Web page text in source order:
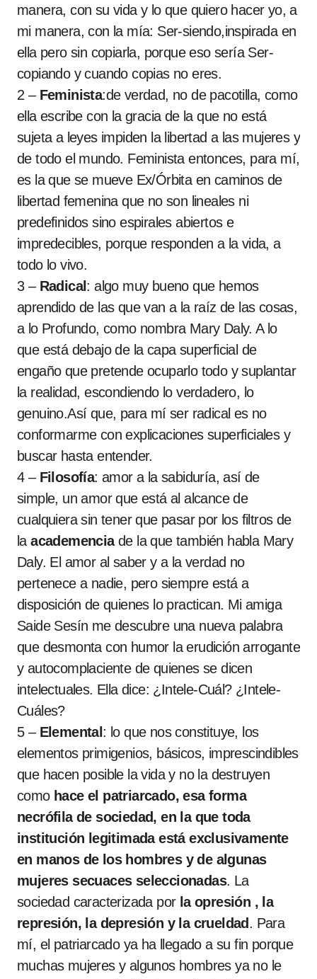
manera, con su vida y lo que quiero hacer yo, a
mi manera, con la mía: Ser-siendo,inspirada en
ella pero sin copiarla, porque eso sería Ser-
copiando y cuando copias no eres.
2 – Feminista:de verdad, no de pacotilla, como
ella escribe con la gracia de la que no está
sujeta a leyes impiden la libertad a las mujeres y
de todo el mundo. Feminista entonces, para mí,
es la que se mueve Ex/Órbita en caminos de
libertad femenina que no son lineales ni
predefinidos sino espirales abiertos e
impredecibles, porque responden a la vida, a
todo lo vivo.
3 – Radical : algo muy bueno que hemos
aprendido de las que van a la raíz de las cosas,
a lo Profundo, como nombra Mary Daly. A lo
que está debajo de la capa superficial de
engaño que pretende ocuparlo todo y suplantar
la realidad, escondiendo lo verdadero, lo
genuino.Así que, para mí ser radical es no
conformarme con explicaciones superficiales y
buscar hasta entender.
4 – Filosofía: amor a la sabiduría, así de
simple, un amor que está al alcance de
cualquiera sin tener que pasar por los filtros de
laacademencia de la que también habla Mary
Daly. El amor al saber y a la verdad no
pertenece a nadie, pero siempre está a
disposición de quienes lo practican. Mi amiga
Saide Sesín me descubre una nueva palabra
que desmonta con humor la erudición arrogante
y autocomplaciente de quienes se dicen
intelectuales. Ella dice: ¿Intele-Cuál? ¿Intele-
Cuáles?
5 – Elemental : lo que nos constituye, los
elementos primigenios, básicos, imprescindibles
que hacen posible la vida y no la destruyen
como hace el patriarcado, esa forma
necrófila de sociedad, en la que toda
institución legitimada está exclusivamente
en manos de los hombres y de algunas
mujeres secuaces seleccionadas. La
sociedad caracterizada por la opresión , la
represión, la depresión y la crueldad . Para
mí, el patriarcado ya ha llegado a su fin porque
muchas mujeres y algunos hombres ya no le